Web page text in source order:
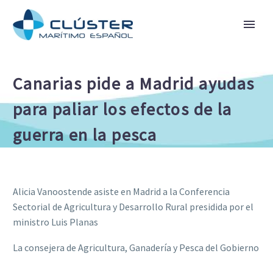
Canarias pide a Madrid ayudas
para paliar los efectos de la
guerra en la pesca
Alicia Vanoostende asiste en Madrid a la Conferencia
Sectorial de Agricultura y Desarrollo Rural presidida por el
ministro Luis Planas
La consejera de Agricultura, Ganadería y Pesca del Gobierno